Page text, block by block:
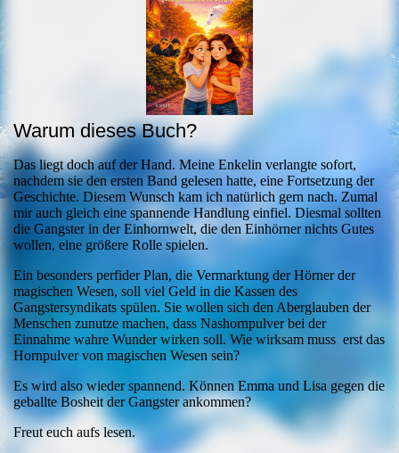
Warum dieses Buch?
Das liegt doch auf der Hand. Meine Enkelin verlangte sofort,
nachdem sie den ersten Band gelesen hatte, eine Fortsetzung der
Geschichte. Diesem Wunsch kam ich natürlich gern nach. Zumal
mir auch gleich eine spannende Handlung einfiel. Diesmal sollten
die Gangster in der Einhornwelt, die den Einhörner nichts Gutes
wollen, eine größere Rolle spielen.
Ein besonders perfider Plan, die Vermarktung der Hörner der
magischen Wesen, soll viel Geld in die Kassen des
Gangstersyndikats spülen. Sie wollen sich den Aberglauben der
Menschen zunutze machen, dass Nashornpulver bei der
Einnahme wahre Wunder wirken soll. Wie wirksam muss erst das
Hornpulver von magischen Wesen sein?
Es wird also wieder spannend. Können Emma und Lisa gegen die
geballte Bosheit der Gangster ankommen?
Freut euch aufs lesen.